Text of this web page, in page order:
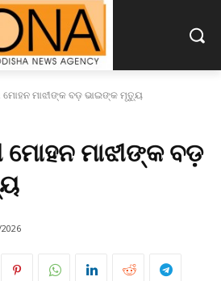
ମାଝୀଙ୍କ ବଡ଼ ଭାଇଙ୍କ ମୃତ୍ୟୁ
ମାଝୀଙ୍କ ବଡ଼